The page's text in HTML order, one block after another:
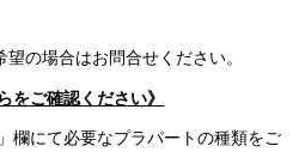
の場合はお問合せください。
をご確認ください》
欄にて必要なプラパートの種類をご